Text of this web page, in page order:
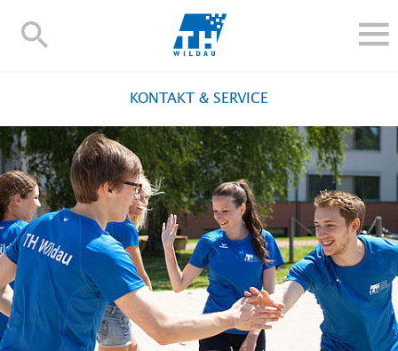
TH-
FORSCHUNG UND TRANSFER
ALUMNI
HOCHSCHULE
INTERNATIONAL
BESCHÄFTIGTE
Kontakt und Anfahrt Webmail Moodle
TH Online-Portal Personensuche English
KONTAKT & SERVICE